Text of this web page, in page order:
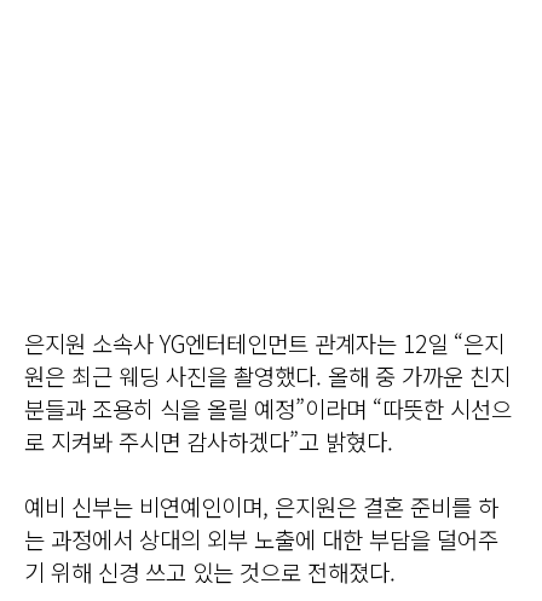
은지원 소속사 YG엔터테인먼트 관계자는 12일 “은지
원은 최근 웨딩 사진을 촬영했다. 올해 중 가까운 친지
분들과 조용히 식을 올릴 예정”이라며 “따뜻한 시선으
로 지켜봐 주시면 감사하겠다”고 밝혔다.
예비 신부는 비연예인이며, 은지원은 결혼 준비를 하
는 과정에서 상대의 외부 노출에 대한 부담을 덜어주
기 위해 신경 쓰고 있는 것으로 전해졌다.